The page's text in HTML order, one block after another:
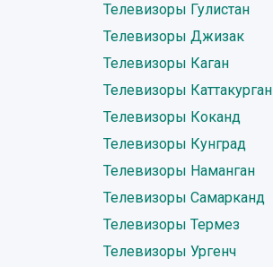
Телевизоры Гулистан
Телевизоры Джизак
Телевизоры Каган
Телевизоры Каттакурган
Телевизоры Коканд
Телевизоры Кунград
Телевизоры Наманган
Телевизоры Самарканд
Телевизоры Термез
Телевизоры Ургенч